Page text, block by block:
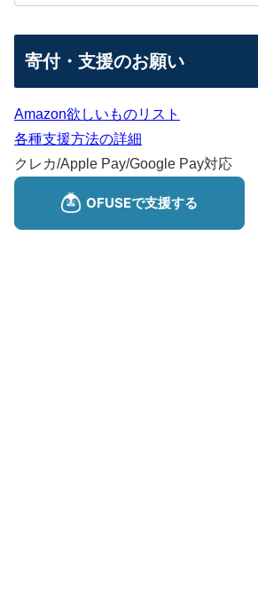
寄付・支援のお願い
Amazon欲しいものリスト
各種支援方法の詳細
クレカ/Apple Pay/Google Pay対応